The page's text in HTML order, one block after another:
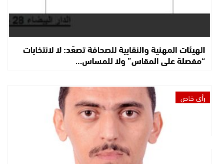
الهيئات المهنية والنقابية للصحافة تصعّد: لا لانتخابات
“مفصلة على المقاس” ولا للمساس…
رأي خاص